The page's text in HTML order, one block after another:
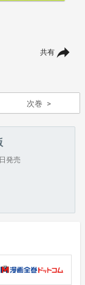
共有
次巻
発売